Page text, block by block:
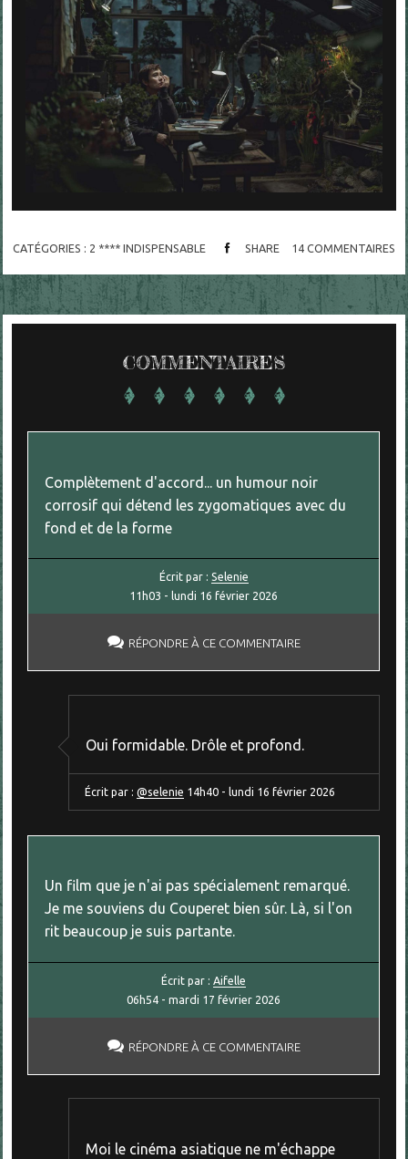
CATÉGORIES : 2 **** INDISPENSABLE SHARE 14 COMMENTAIRES
COMMENTAIRES
Complètement d'accord... un humour noir
corrosif qui détend les zygomatiques avec du
fond et de la forme
Écrit par : Selenie
11h03 -lundi 16 février 2026
RÉPONDRE À CE COMMENTAIRE
Oui formidable. Drôle et profond.
Écrit par :@selenie 14h40 - lundi 16 février 2026
Un film que je n'ai pas spécialement remarqué.
Je me souviens du Couperet bien sûr. Là, si l'on
rit beaucoup je suis partante.
Écrit par : Aifelle
06h54 -mardi 17 février 2026
RÉPONDRE À CE COMMENTAIRE
Moi le cinéma asiatique ne m'échappe